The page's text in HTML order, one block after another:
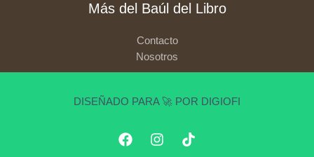
Más del Baúl del Libro
Contacto
Nosotros
DISEÑADO PARA 🚀 POR DIGIOFI